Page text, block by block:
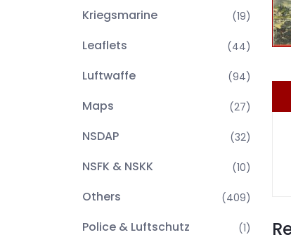
Kriegsmarine (19)
Leaflets (44)
Luftwaffe (94)
Maps (27)
NSDAP (32)
NSFK & NSKK (10)
Others (409)
Police & Luftschutz (1)